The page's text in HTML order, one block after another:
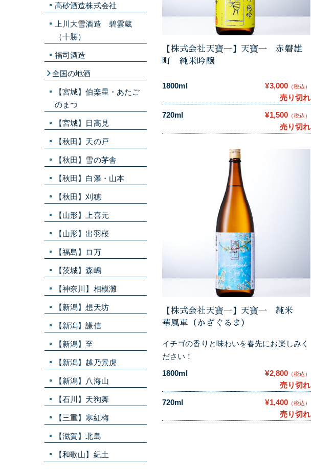
【株式会社天寶一】天寶一 赤磐雄
町 純米吟醸
1800ml ¥3,000 （税込）
売り切れ
720ml
¥1,500 （税込）
売り切れ
【株式会社天寶一】天寶一 純米
華風車（かざぐるま）
イチゴの香りと味わいを春先にお楽しみく
ださい！
1800ml
¥2,800 （税込）
売り切れ
720ml
¥1,400 （税込）
売り切れ
高砂酒造株式会社
上川大雪酒造 碧雲蔵
（十勝）
福司酒造
全国の地酒
【宮城】伯楽星・あたご
のまつ
【宮城】日高見
【秋田】天の戸
【秋田】雪の茅舎
【秋田】白瀑・山本
【秋田】刈穂
【山形】上喜元
【山形】出羽桜
【福島】ロ万
【茨城】森嶋
【神奈川】相模灘
【新潟】想天坊
【新潟】謙信
【新潟】至
【新潟】越乃景虎
【新潟】八海山
【石川】天狗舞
【三重】寒紅梅
【滋賀】北島
【和歌山】紀土